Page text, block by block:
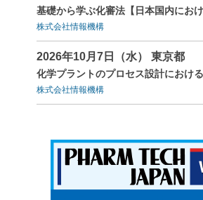
基礎から学ぶ化審法【日本国内にお
株式会社情報機構
2026年10月7日（水） 東京都
化学プラントのプロセス設計におけ
株式会社情報機構